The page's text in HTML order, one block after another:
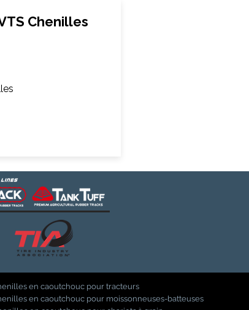
Chenilles
en caoutchouc pour tracteurs
en caoutchouc pour moissonneuses-batteuses